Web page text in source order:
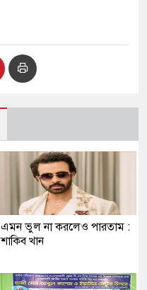
এমন ভুল না করলেও পারতাম :
শাকিব খান